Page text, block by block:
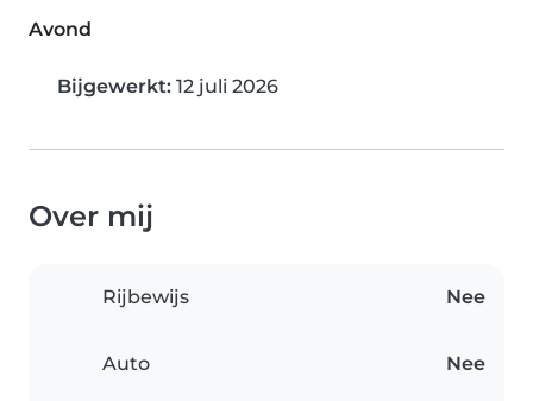
Avond
Bijgewerkt: 12 juli 2026
Over mij
Rijbewijs Nee
Auto Nee